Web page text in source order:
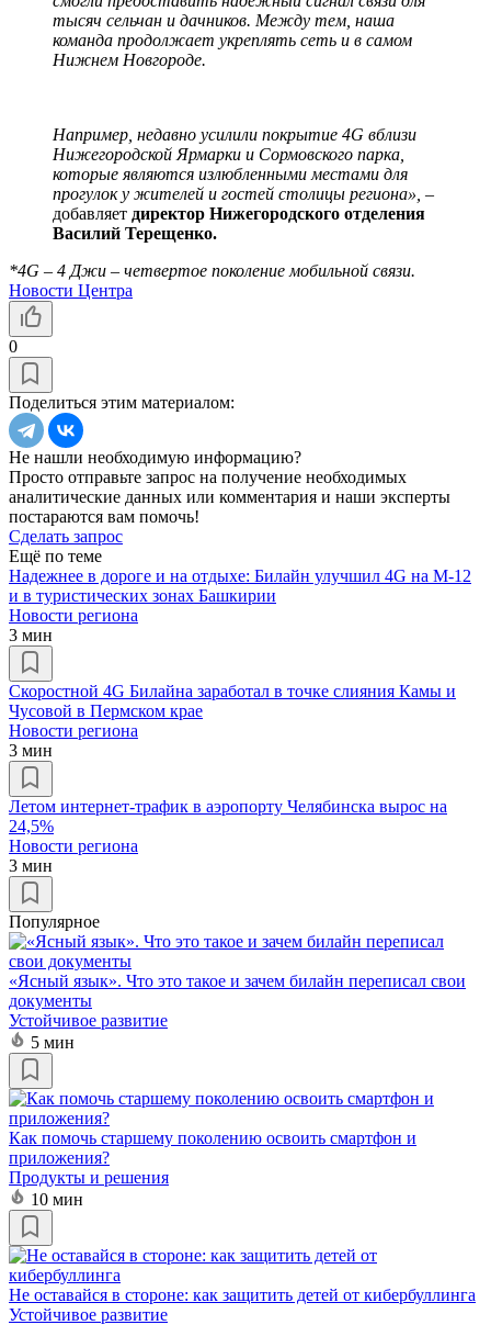
тысяч сельчан и дачников. Между тем, наша
команда продолжает укреплять сеть и в самом
Нижнем Новгороде.
Например, недавно усилили покрытие 4G вблизи
Нижегородской Ярмарки и Сормовского парка,
которые являются излюбленными местами для
прогулок у жителей и гостей столицы региона», –
добавляет директор Нижегородского отделения
Василий Терещенко.
*4G – 4 Джи – четвертое поколение мобильной связи.
Новости Центра
0
Поделиться этим материалом:
Не нашли необходимую информацию?
Просто отправьте запрос на получение необходимых
аналитические данных или комментария и наши эксперты
постараются вам помочь!
Сделать запрос
Ещё по теме
Надежнее в дороге и на отдыхе: Билайн улучшил 4G на М-12
и в туристических зонах Башкирии
Новости региона
3 мин
Скоростной 4G Билайна заработал в точке слияния Камы и
Чусовой в Пермском крае
Новости региона
3 мин
Летом интернет-трафик в аэропорту Челябинска вырос на
24,5%
Новости региона
3 мин
Популярное
«Ясный язык». Что это такое и зачем билайн переписал свои
документы
Устойчивое развитие
5 мин
Как помочь старшему поколению освоить смартфон и
приложения?
Продукты и решения
10 мин
Не оставайся в стороне: как защитить детей от кибербуллинга
Устойчивое развитие